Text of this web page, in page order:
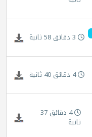
3 دقائق 58 ثانية
4 دقائق 40 ثانية
4 دقائق 37
ثانية